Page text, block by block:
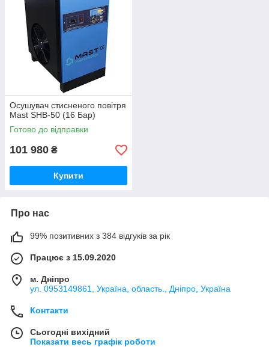
Осушувач стисненого повітря
Mast SHB-50 (16 Бар)
Готово до відправки
101 980 ₴
Купити
Про нас
99% позитивних з 384 відгуків за рік
Працює з 15.09.2020
м. Дніпро
ул. 0953149861, Україна, область., Дніпро, Україна
Контакти
Сьогодні вихідний
Показати весь графік роботи